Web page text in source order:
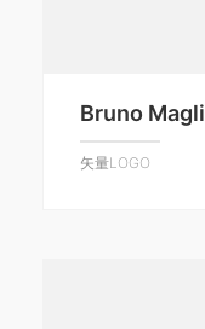
Bruno Magli
矢量LOGO